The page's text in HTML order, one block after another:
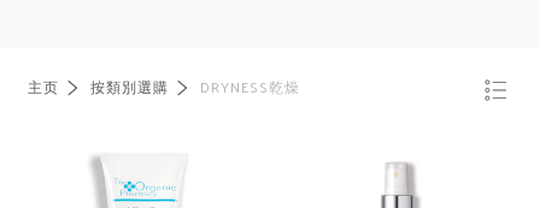
主页 按類別選購 DRYNESS乾燥